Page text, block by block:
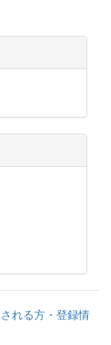
れる方・登録情